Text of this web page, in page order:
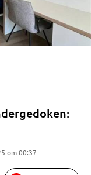
om 00:37